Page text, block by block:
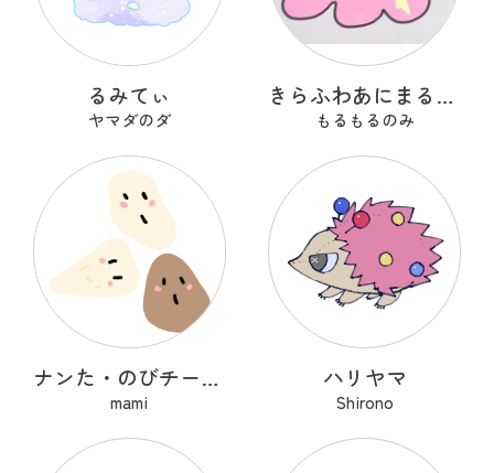
るみてぃ
ヤマダのダ
きらふわあにまるふれんず
もるもるのみ
ナンた・のびチー・ショコナン
mami
ハリヤマ
Shirono